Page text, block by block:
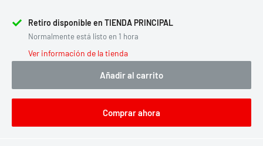
Retiro disponible en TIENDA PRINCIPAL
Normalmente está listo en 1 hora
Ver información de la tienda
Añadir al carrito
Comprar ahora